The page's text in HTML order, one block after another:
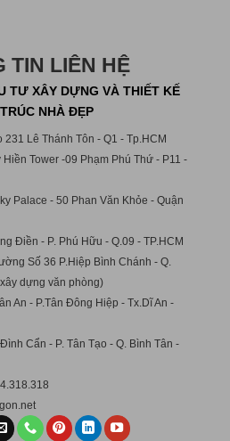
TIN LIÊN HỆ
TƯ XÂY DỰNG VÀ THIẾT KẾ
NHÀ ĐẸP
231 Lê Thánh Tôn - Q1 - Tp.HCM
Hiền Tower -09 Phạm Phú Thứ - P11 -
Palace - 50 Phan Văn Khỏe - Quận
Điền - P. Phú Hữu - Q.09 - TP.HCM
Số 36 P.Hiệp Bình Chánh - Q.
dựng văn phòng)
An - P.Tân Đông Hiệp - Tx.Dĩ An -
Cẩn - P. Tân Tạo - Q. Bình Tân -